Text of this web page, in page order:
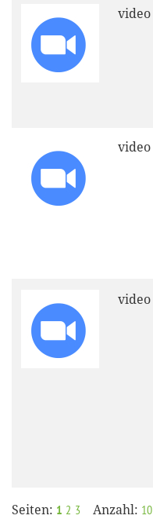
video
video
video
Seiten: 1 2 3Anzahl: 10